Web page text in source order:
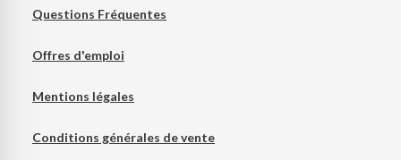
Questions Fréquentes
Offres d'emploi
Mentions légales
Conditions générales de vente